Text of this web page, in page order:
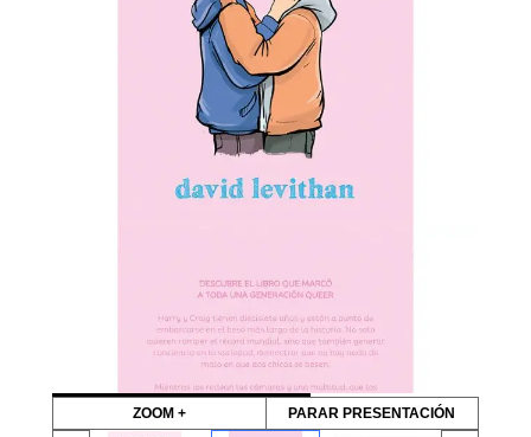
ZOOM + PARAR PRESENTACIÓN